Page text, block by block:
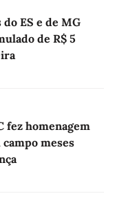
ES e de MG
de R$ 5
fez homenagem
meses